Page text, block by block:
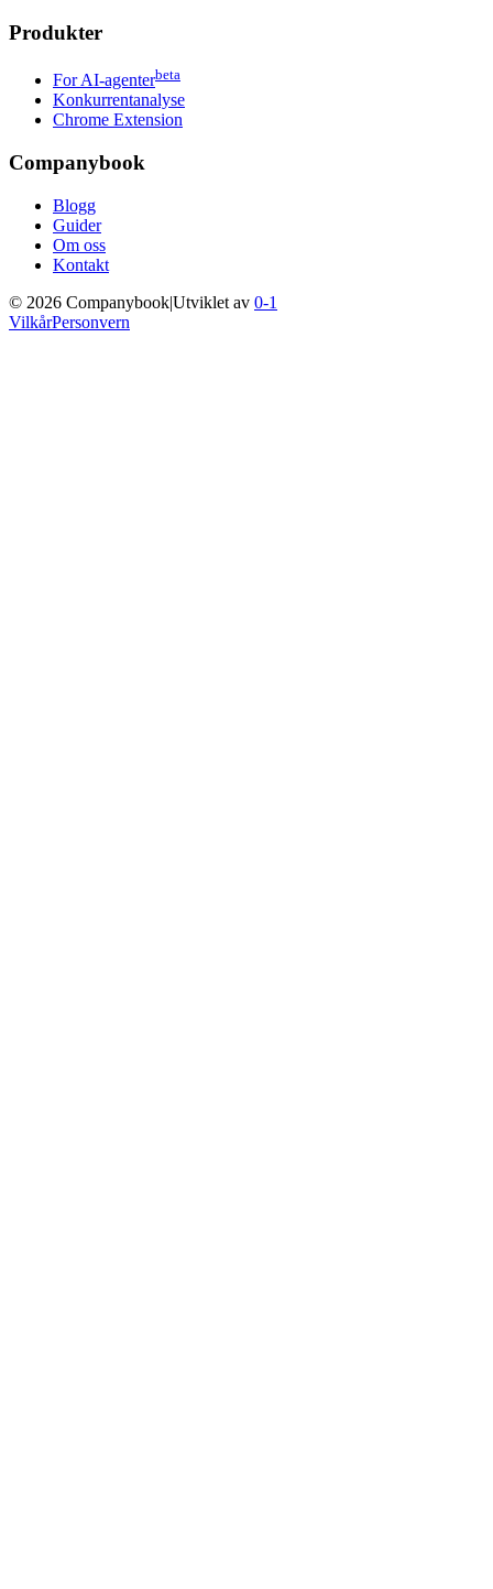
Produkter
For AI-agenterbeta
Konkurrentanalyse
Chrome Extension
Companybook
Blogg
Guider
Om oss
Kontakt
© 2026 Companybook|Utviklet av 0-1
VilkårPersonvern